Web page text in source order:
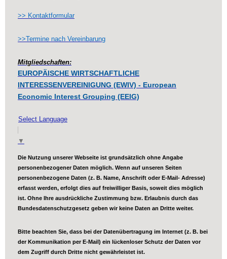
>> Kontaktformular
>>Termine nach Vereinbarung
Mitgliedschaften:
EUROPÄISCHE WIRTSCHAFTLICHE
INTERESSENVEREINIGUNG (EWIV) - European
Economic Interest Grouping (EEIG)
Select Language
▼
Die Nutzung unserer Webseite ist grundsätzlich ohne Angabe
personenbezogener Daten möglich. Wenn auf unseren Seiten
personenbezogene Daten (z. B. Name, Anschrift oder E-Mail- Adresse)
erfasst werden, erfolgt dies auf freiwilliger Basis, soweit dies möglich
ist. Ohne Ihre ausdrückliche Zustimmung bzw. Erlaubnis durch das
Bundesdatenschutzgesetz geben wir keine Daten an Dritte weiter.
Bitte beachten Sie, dass bei der Datenübertragung im Internet (z. B. bei
der Kommunikation per E-Mail) ein lückenloser Schutz der Daten vor
dem Zugriff durch Dritte nicht gewährleistet ist.